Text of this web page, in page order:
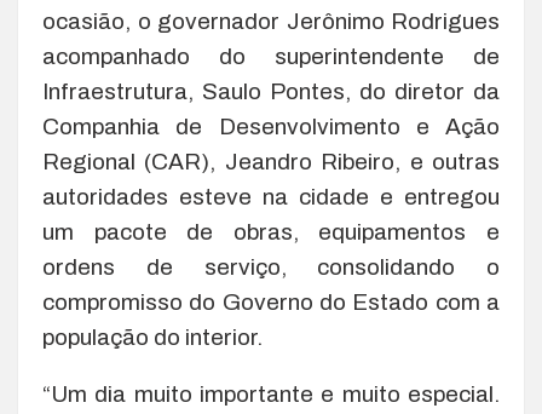
ocasião, o governador Jerônimo Rodrigues
acompanhado do superintendente de
Infraestrutura, Saulo Pontes, do diretor da
Companhia de Desenvolvimento e Ação
Regional (CAR), Jeandro Ribeiro, e outras
autoridades esteve na cidade e entregou
um pacote de obras, equipamentos e
ordens de serviço, consolidando o
compromisso do Governo do Estado com a
população do interior.
“Um dia muito importante e muito especial.